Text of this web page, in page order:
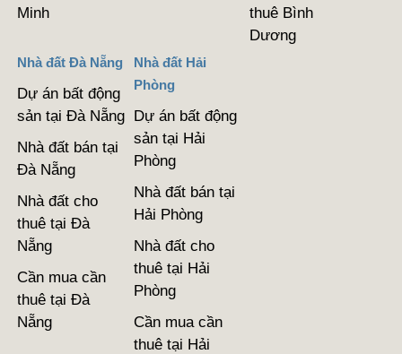
Minh
thuê Bình
Dương
Nhà đất Đà Nẵng
Dự án bất động
sản tại Đà Nẵng
Nhà đất bán tại
Đà Nẵng
Nhà đất cho
thuê tại Đà
Nẵng
Cần mua cần
thuê tại Đà
Nẵng
Nhà đất Hải
Phòng
Dự án bất động
sản tại Hải
Phòng
Nhà đất bán tại
Hải Phòng
Nhà đất cho
thuê tại Hải
Phòng
Cần mua cần
thuê tại Hải